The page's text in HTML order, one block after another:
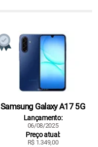
Samsung Galaxy A17 5G
Lançamento:
06/08/2025
Preço atual:
R$ 1.349,00